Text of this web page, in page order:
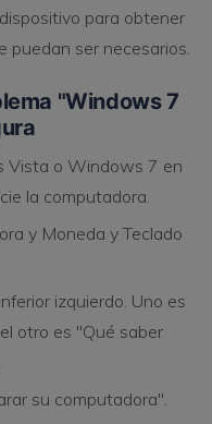
para obtener
puedan ser necesarios.
"Windows 7
Vista o Windows 7 en
la computadora.
y Moneda y Teclado
izquierdo. Uno es
otro es "Qué saber
su computadora".